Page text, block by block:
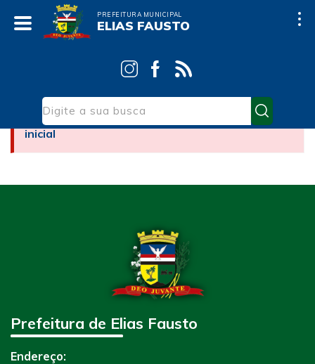
PREFEITURA MUNICIPAL
ELIAS FAUSTO
no site daPrefeitura de Elias Fausto. Continue
navegando em nosso site:
voltar para página
inicial
Prefeitura de Elias Fausto
Endereço: